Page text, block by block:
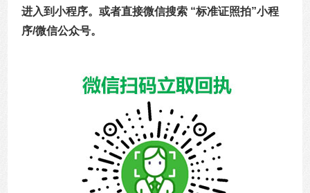
进入到小程序。或者直接微信搜索 “标准证照拍”小程
序/微信公众号。